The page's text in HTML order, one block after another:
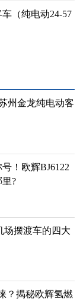
（纯电动24-57
州金龙纯电动客
！欧辉BJ6122
?
场摆渡车的四大
？揭秘欧辉氢燃